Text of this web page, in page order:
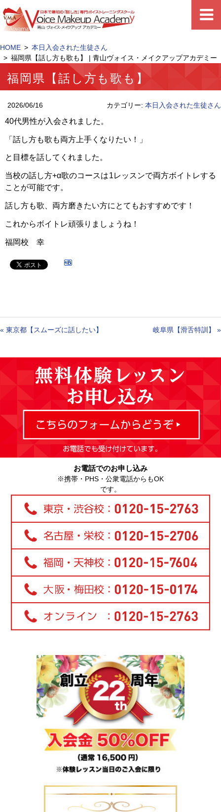
HOME
本日入会された生徒さん
福岡県【話し方も歌も】 | 青山ヴォイス・メイクアップアカデミー
福岡県【話し方も歌も】
2026/06/16 カテゴリー: 本日入会された生徒さん
40代男性が入会されました。
「話し方も歌も両方上手くなりたい！」
と目標を話してくれました。
当校の話し方+α歌のコースは1レッスンで両方ボイトレする
ことが可能です。
話し方も歌、両方磨きたい方にとてもおすすめです！
これからボイトレ頑張りましょうね！
福岡校 幸
« 東京都【スムーズに話したい】 岐阜県【滑舌特訓】 »
お電話でのお申し込み
※携帯・PHS・公衆電話からもOK
です。